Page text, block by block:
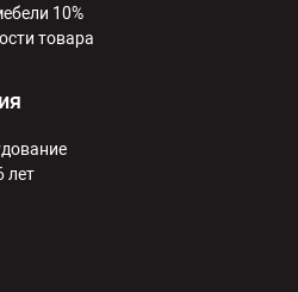
10%
товара
лет